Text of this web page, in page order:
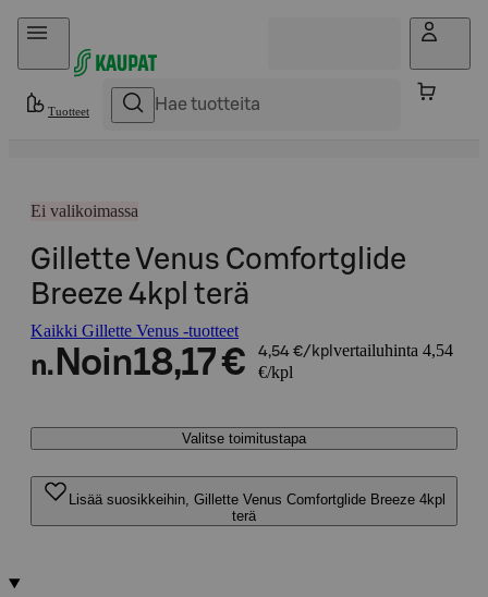
Hyppää sisältöön
Tuotteet
Ei valikoimassa
Gillette Venus Comfortglide
Breeze 4kpl terä
Kaikki Gillette Venus -tuotteet
n. Noin18,17 € 4,54 €/kpl vertailuhinta 4,54
€/kpl
Valitse toimitustapa
Lisää suosikkeihin, Gillette Venus Comfortglide Breeze 4kpl
terä